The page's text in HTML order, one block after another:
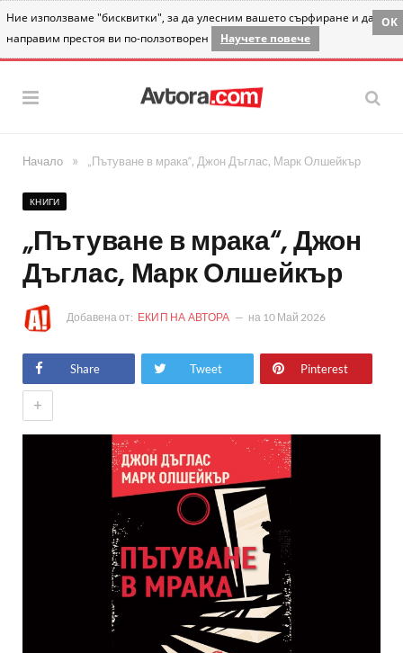
Ние използваме "бисквитки", за да улесним вашето сърфиране и да
направим престоя ви по-ползотворен
Научете повече
OK
Начало » „Пътуване в мрака“, Джон Дъглас, Марк Олшейкър
КНИГИ
„Пътуване в мрака“, Джон
Дъглас, Марк Олшейкър
Добавена от: ЕКИП НА АВТОРА на 10 Май 2026
Share Tweet Pinterest
+